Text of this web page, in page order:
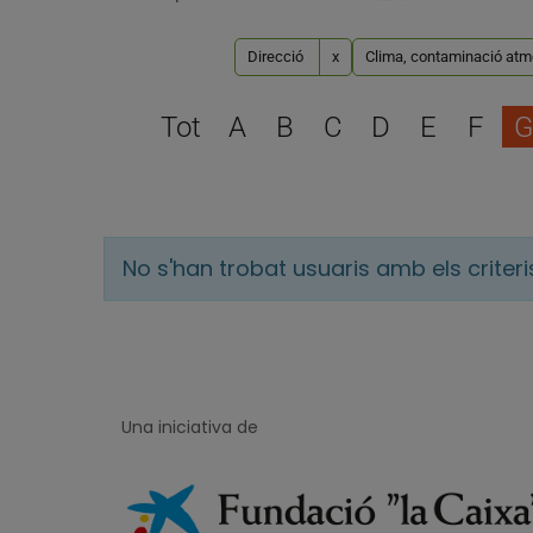
Direcció x Clima, contaminació
Tot A B C D E F G
No s'han trobat usuaris amb els
Una iniciativa de